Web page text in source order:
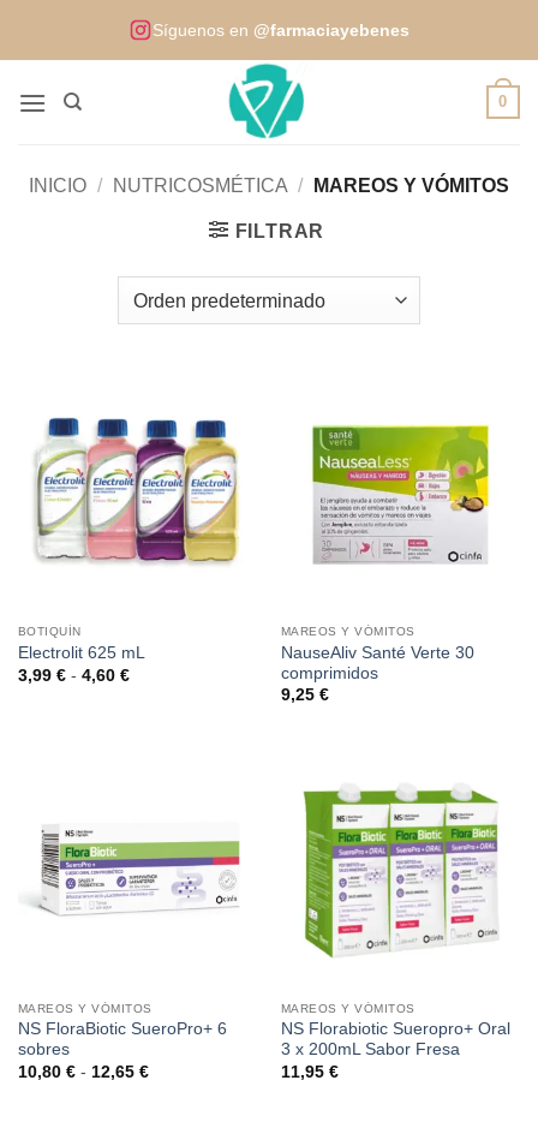
Síguenos en @farmaciayebenes
0
INICIO / NUTRICOSMÉTICA / MAREOS Y VÓMITOS
FILTRAR
BOTIQUÍN
Electrolit 625 mL
3,99 € - 4,60 €Rango
MAREOS Y VÓMITOS
NauseAliv Santé Verte 30
comprimidos
9,25 €
MAREOS Y VÓMITOS
NS FloraBiotic SueroPro+ 6
sobres
10,80 € - 12,65 €Rango
MAREOS Y VÓMITOS
NS Florabiotic Sueropro+ Oral
3 x 200mL Sabor Fresa
11,95 €